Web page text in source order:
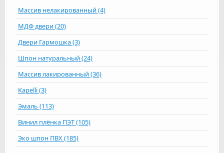
Массив нелакированный (4)
МДФ двери (20)
Двери Гармошка (3)
Шпон натуральный (24)
Массив лакированный (36)
Kapelli (3)
Эмаль (113)
Винил плёнка ПЭТ (105)
Эко шпон ПВХ (185)